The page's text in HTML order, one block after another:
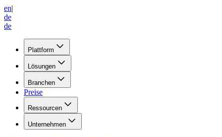
en|
de
de
Plattform
Lösungen
Branchen
Preise
Ressourcen
Unternehmen